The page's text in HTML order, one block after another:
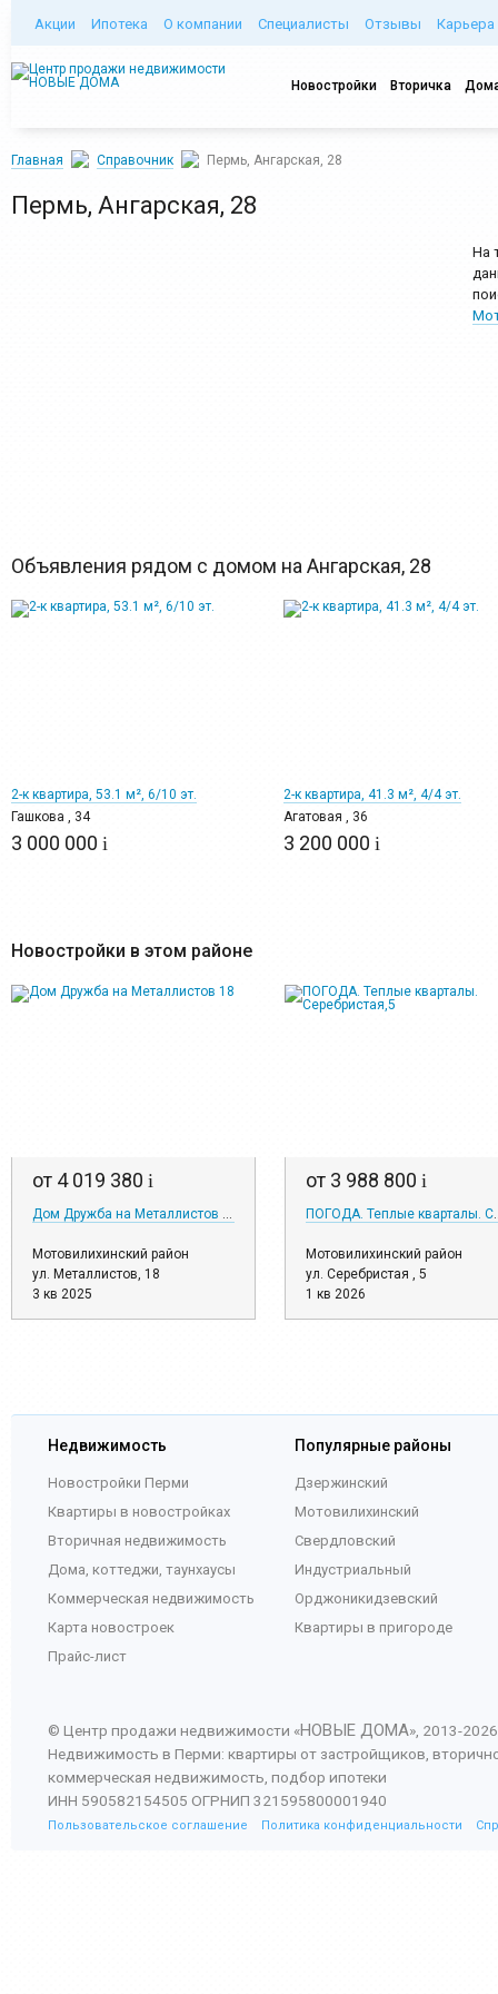
Акции Ипотека О компании Специалисты Отзывы Карьера
Новостройки Вторичка
Главная Справочник Пермь, Ангарская, 28
Пермь, Ангарская, 28
На
Объявления рядом с домом на Ангарская, 28
2-к квартира, 53.1 м², 6/10 эт.
Гашкова , 34
3 000 000 i
2-к квартира, 41.3 м², 4/4 эт.
Агатовая , 36
3 200 000 i
Новостройки в этом районе
от 4 019 380 i
Дом Дружба на Металлистов 18
Мотовилихинский район
ул. Металлистов, 18
3 кв 2025
от 3 988 800 i
ПОГОДА.
Мотовилихинский район
ул. Серебристая , 5
1 кв 2026
Недвижимость
Новостройки Перми
Квартиры в новостройках
Вторичная недвижимость
Дома, коттеджи, таунхаусы
Коммерческая недвижимость
Карта новостроек
Прайс-лист
Популярные районы
Дзержинский
Мотовилихинский
Свердловский
Индустриальный
Орджоникидзевский
Квартиры в пригороде
© Центр продажи недвижимости «НОВЫЕ ДОМА», 2013-2026
Недвижимость в Перми: квартиры от застройщиков,
коммерческая недвижимость, подбор ипотеки
ИНН 590582154505 ОГРНИП 321595800001940
Пользовательское соглашение Политика конфиденциальности